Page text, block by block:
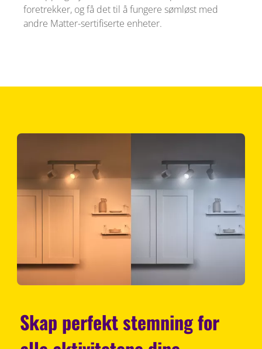
foretrekker, og få det til å fungere sømløst med
andre Matter-sertifiserte enheter.
Skap perfekt stemning for